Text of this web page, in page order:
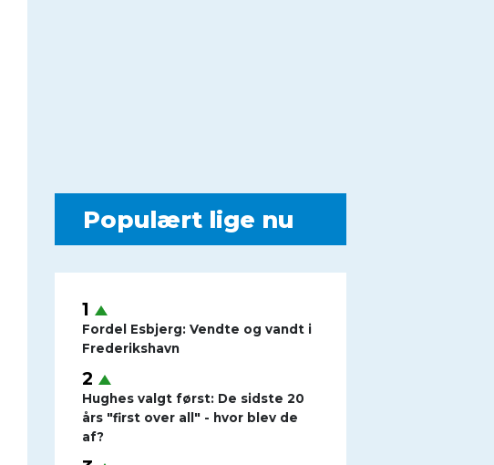
Populært lige nu
Fordel Esbjerg: Vendte og vandt i
Frederikshavn
Hughes valgt først: De sidste 20
års "first over all" - hvor blev de
af?